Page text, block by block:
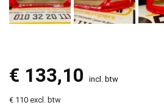
€ 133,10 incl. btw
€ 110 excl. btw